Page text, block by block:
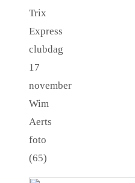
Trix
Express
clubdag
17
november
Wim
Aerts
foto
(65)